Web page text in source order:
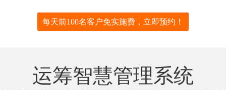
每天前100名客户免实施费，立即预约！
运筹智慧管理系统